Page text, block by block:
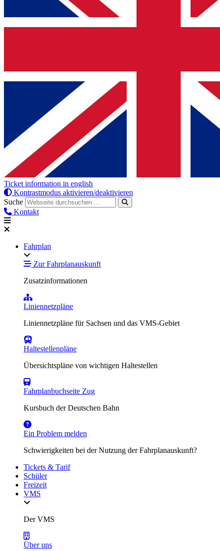
Ticket information in english
Kontrastmodus aktivieren/deaktivieren
Suche
Kontakt
Fahrplan
Zur Fahrplanauskunft
Zusatzinformationen
Liniennetzpläne
Liniennetzpläne für Sachsen und das VMS-Gebiet
Haltestellenpläne
Übersichtspläne von wichtigen Haltestellen
Fahrplanbuchseite Zug
Kursbuch der Deutschen Bahn
Ein Problem melden
Schwierigkeiten bei der Nutzung der Fahrplanauskunft?
Tickets & Tarif
Schüler
Freizeit
VMS
Der VMS
Über uns